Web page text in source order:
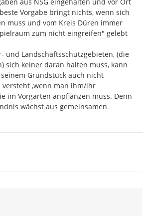
aus NSG eingehalten und vor Ort
Vorgabe bringt nichts, wenn sich
muss und vom Kreis Düren immer
zum nicht eingreifen" gelebt
und Landschaftsschutzgebieten, (die
sich keiner daran halten muss, kann
Grundstück auch nicht
versteht ,wenn man ihm/ihr
im Vorgarten anpflanzen muss. Denn
wächst aus gemeinsamen
Äußerung